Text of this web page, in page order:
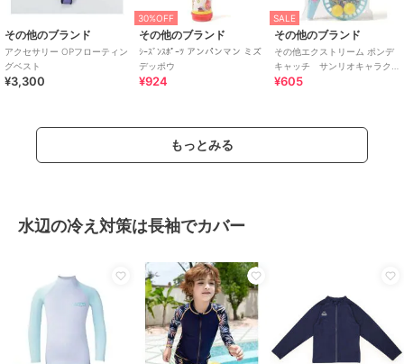
その他のブランド
アクセサリー OPフローティン
グベスト
¥3,300
30%OFF
その他のブランド
ｼｰｽﾞﾝｽﾎﾟｰﾂ アンパンマン ミズ
デッポウ
¥924
SALE
その他のブランド
その他エクストリーム ポンデ
キャッチ サンリオキャラク
ターズ
¥605
もっとみる
水辺の冷え対策は長袖でカバー